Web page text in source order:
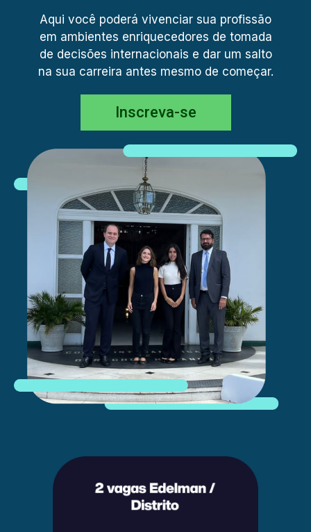
Aqui você poderá vivenciar sua profissão
em ambientes enriquecedores de tomada
de decisões internacionais e dar um salto
na sua carreira antes mesmo de começar.
Inscreva-se